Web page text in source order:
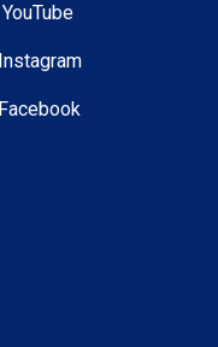
YouTube
Instagram
Facebook